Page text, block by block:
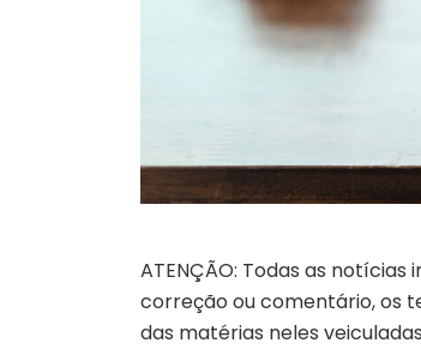
ATENÇÃO: Todas as
correção ou comentário, os
das matérias neles